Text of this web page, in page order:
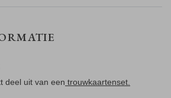
deel uit van een trouwkaartenset.